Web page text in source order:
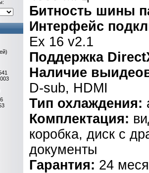
Битность шины
Интерфейс
Ex 16 v2.1
Поддержка
Наличие
D-sub, HDMI
Тип охлаждения:
Комплектация:
коробка, диск с
документы
Гарантия: 24